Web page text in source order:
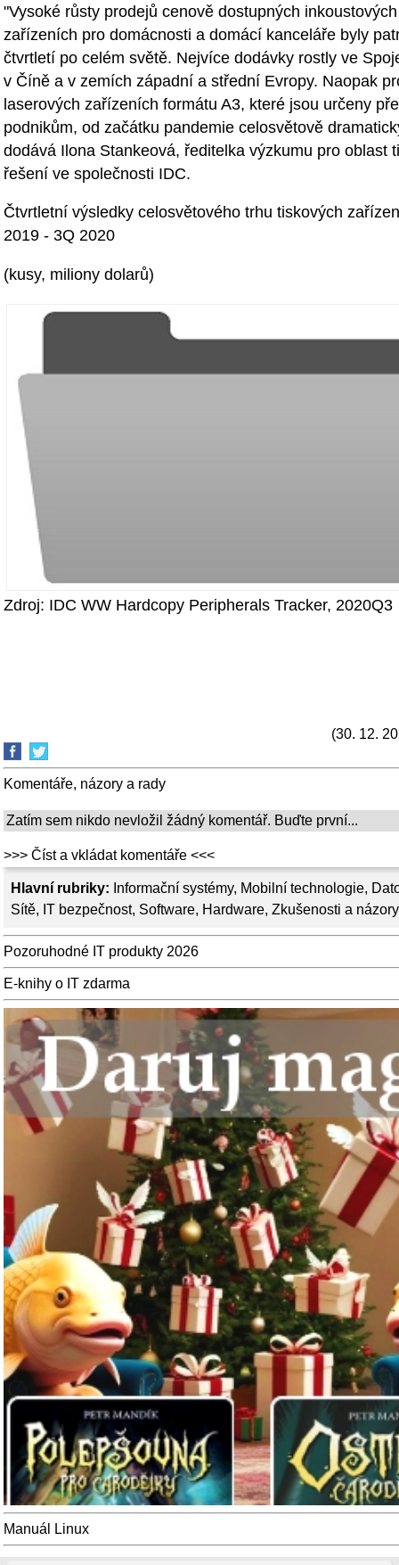
Hlavní rubriky: Informační systémy, Mobilní technologie,
Sítě, IT bezpečnost, Software, Hardware, Zkušenosti a názory
Pozoruhodné IT produkty 2026
E-knihy o IT zdarma
Manuál Linux
"Vysoké růsty prodejů cenově dostupných
zařízeních pro domácnosti a domácí kanceláře byly
čtvrtletí po celém světě. Nejvíce dodávky rostly ve
v Číně a v zemích západní a střední Evropy. Naopak
laserových zařízeních formátu A3, které jsou určeny
podnikům, od začátku pandemie celosvětově
dodává Ilona Stankeová, ředitelka výzkumu pro oblast
řešení ve společnosti IDC.
Čtvrtletní výsledky celosvětového trhu tiskových
2019 - 3Q 2020
(kusy, miliony dolarů)
Zdroj: IDC WW Hardcopy Peripherals Tracker, 2020Q3
(30. 12.
Komentáře, názory a rady
Zatím sem nikdo nevložil žádný komentář. Buďte první...
>>> Číst a vkládat komentáře <<<